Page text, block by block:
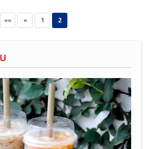
dễ làm, được thiết kế riêng cho
trẻ nhỏ ngay dưới đây.
«« « 1 2